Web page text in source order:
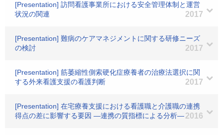
[Presentation] 訪問看護事業所における安全管理体制と運営
状況の関連
2017
[Presentation] 難病のケアマネジメントに関する研修ニーズ
の検討
2017
[Presentation] 筋萎縮性側索硬化症療養者の治療法選択に関
する外来看護支援の看護判断
2017
[Presentation] 在宅療養支援における看護職と介護職の連携
得点の差に影響する要因 ―連携の質指標による分析―2016